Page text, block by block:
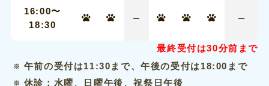
16:00〜
18:30
最終受付は30分前まで
午前の受付は11:30まで、午後の受付は18:00まで
休診：水曜、日曜午後、祝祭日午後